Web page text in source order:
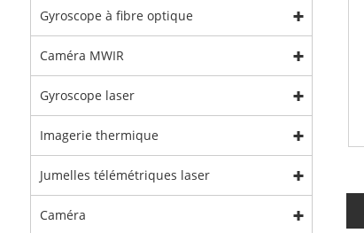
Gyroscope à fibre optique
Caméra MWIR
Gyroscope laser
Imagerie thermique
Jumelles télémétriques laser
Caméra